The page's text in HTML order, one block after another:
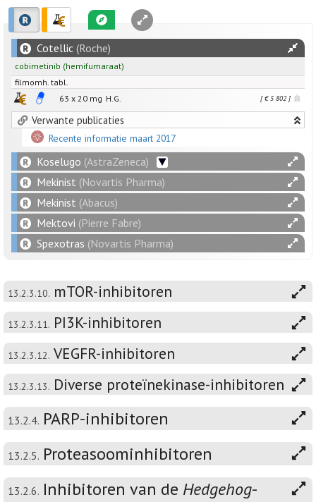
Cotellic (Roche)
cobimetinib (hemifumaraat)
filmomh. tabl.
63 x 20 mg H.G. [ € 5 802 ]
Verwante publicaties
Recente informatie maart 2017
Koselugo (AstraZeneca)
Mekinist (Novartis Pharma)
Mekinist (Abacus)
Mektovi (Pierre Fabre)
Spexotras (Novartis Pharma)
13.2.3.10. mTOR-inhibitoren
13.2.3.11. PI3K-inhibitoren
13.2.3.12. VEGFR-inhibitoren
13.2.3.13. Diverse proteïnekinase-inhibitoren
13.2.4. PARP-inhibitoren
13.2.5. Proteasoominhibitoren
13.2.6. Inhibitoren van de Hedgehog-